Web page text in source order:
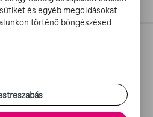
kedvcsináló ugyan egy
legmegrázóbb
és egyéb megoldásokat
történő böngészésed